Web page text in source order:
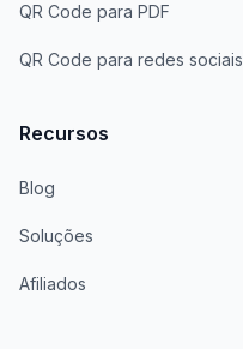
QR Code para PDF
QR Code para redes sociais
Recursos
Blog
Soluções
Afiliados